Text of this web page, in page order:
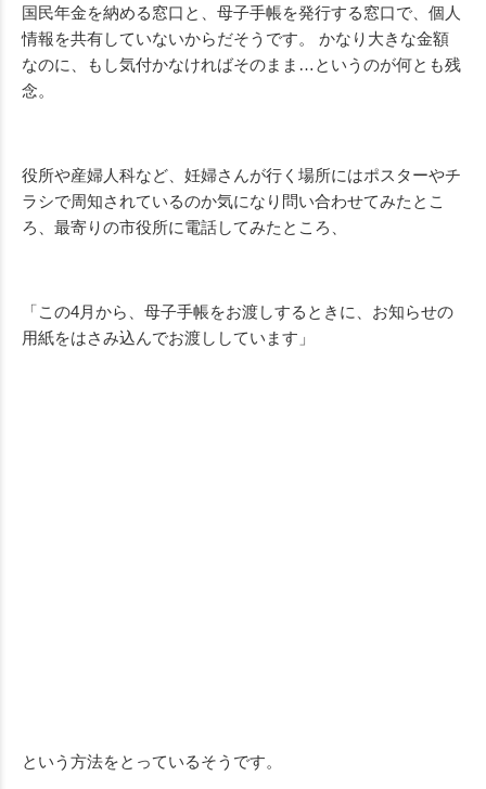
国民年金を納める窓口と、母子手帳を発行する窓口で、個人
情報を共有していないからだそうです。 かなり大きな金額
なのに、もし気付かなければそのまま…というのが何とも残
念。
役所や産婦人科など、妊婦さんが行く場所にはポスターやチ
ラシで周知されているのか気になり問い合わせてみたとこ
ろ、最寄りの市役所に電話してみたところ、
「この4月から、母子手帳をお渡しするときに、お知らせの
用紙をはさみ込んでお渡ししています」
という方法をとっているそうです。